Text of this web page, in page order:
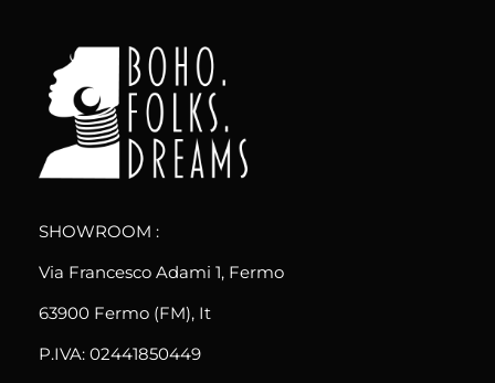
SHOWROOM :
Via Francesco Adami 1, Fermo
63900 Fermo (FM), It
P.IVA: 02441850449